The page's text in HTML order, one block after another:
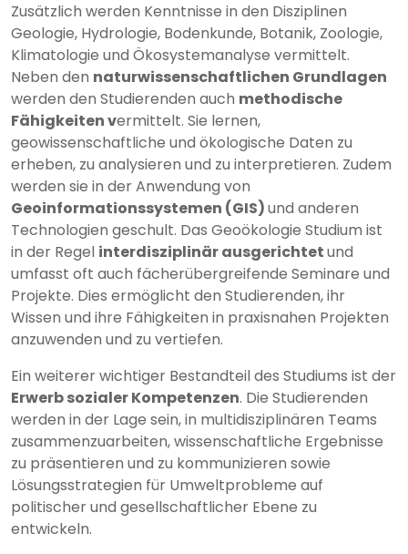
Zusätzlich werden Kenntnisse in den Disziplinen
Geologie, Hydrologie, Bodenkunde, Botanik, Zoologie,
Klimatologie und Ökosystemanalyse vermittelt.
Neben den naturwissenschaftlichen Grundlagen
werden den Studierenden auch methodische
Fähigkeiten vermittelt. Sie lernen,
geowissenschaftliche und ökologische Daten zu
erheben, zu analysieren und zu interpretieren. Zudem
werden sie in der Anwendung von
Geoinformationssystemen (GIS)und anderen
Technologien geschult. Das Geoökologie Studium ist
in der Regel interdisziplinär ausgerichtetund
umfasst oft auch fächerübergreifende Seminare und
Projekte. Dies ermöglicht den Studierenden, ihr
Wissen und ihre Fähigkeiten in praxisnahen Projekten
anzuwenden und zu vertiefen.
Ein weiterer wichtiger Bestandteil des Studiums ist der
Erwerb sozialer Kompetenzen. Die Studierenden
werden in der Lage sein, in multidisziplinären Teams
zusammenzuarbeiten, wissenschaftliche Ergebnisse
zu präsentieren und zu kommunizieren sowie
Lösungsstrategien für Umweltprobleme auf
politischer und gesellschaftlicher Ebene zu
entwickeln.